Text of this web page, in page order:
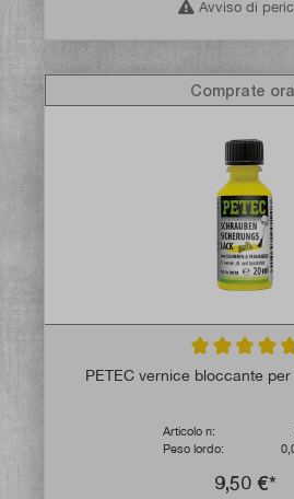
Avviso di
Valutazione
PETEC vernice bloccante
Articolo n:
Peso lordo:
9,50 €*
Comprate